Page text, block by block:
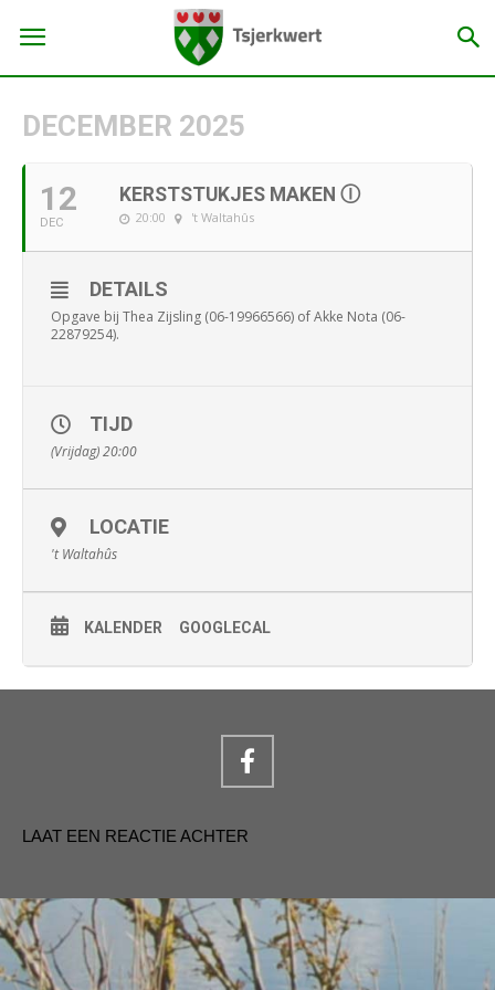
DECEMBER 2025
12
DEC
KERSTSTUKJES MAKEN Ⓘ
20:00 't Waltahûs
DETAILS
Opgave bij Thea Zijsling (06-19966566) of Akke Nota (06-
22879254).
TIJD
(Vrijdag) 20:00
LOCATIE
't Waltahûs
KALENDER GOOGLECAL
LAAT EEN REACTIE ACHTER